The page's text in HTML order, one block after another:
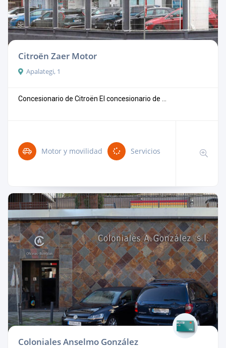
Citroën Zaer Motor
Apalategi, 1
Concesionario de Citroën El concesionario de ...
Motor y movilidad Servicios
Coloniales Anselmo González